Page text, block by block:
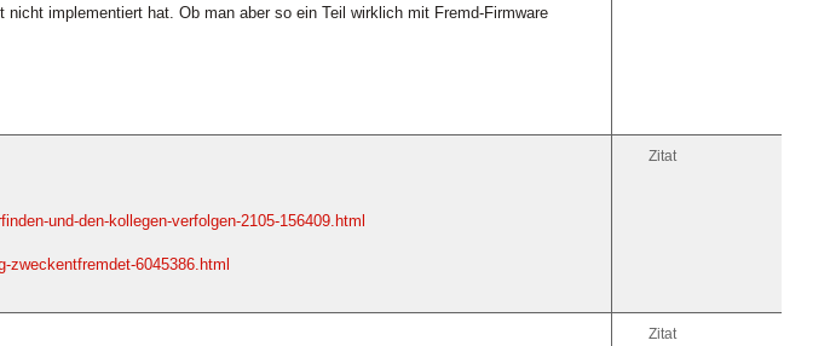
implementiert hat. Ob man aber so ein Teil wirklich mit Fremd-Firmware
Zitat
und-den-kollegen-verfolgen-2105-156409.html
zweckentfremdet-6045386.html
Zitat